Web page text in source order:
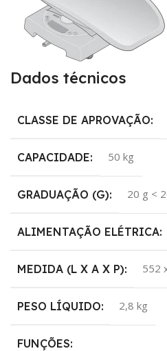
Dados técnicos
CLASSE DE APROVAÇÃO:
CAPACIDADE: 50 kg
GRADUAÇÃO (G): 20 g <
ALIMENTAÇÃO ELÉTRICA:
MEDIDA (L X A X P): 552
PESO LÍQUIDO: 2,8 kg
FUNÇÕES: